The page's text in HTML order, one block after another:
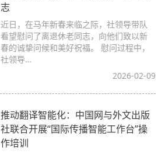
志
近日，在马年新春来临之际，社领导带队
看望慰问了离退休老同志，向他们致以新
春的诚挚问候和美好祝福。 慰问过程中，
社领导…
2026-02-09
推动翻译智能化：中国网与外文出版
社联合开展“国际传播智能工作台”操
作培训